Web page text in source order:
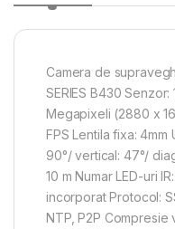
Camera de
SERIES B430
Megapixeli (2880 x
FPS Lentila fixa:
90°/ vertical: 47°/
10 m Numar LED-uri
incorporat Protocol:
NTP, P2P Compresie